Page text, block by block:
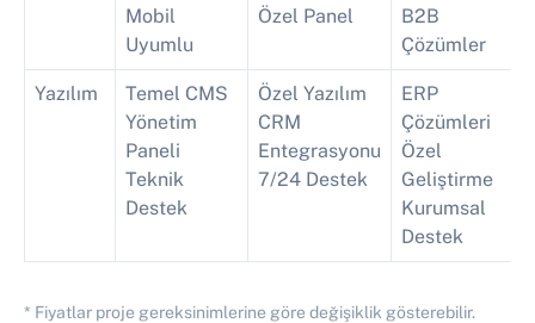
Mobil
Uyumlu
Özel Panel
B2B
Çözümler
Yazılım
Temel CMS
Yönetim
Paneli
Teknik
Destek
Özel Yazılım
CRM
Entegrasyonu
7/24 Destek
ERP
Çözümleri
Özel
Geliştirme
Kurumsal
Destek
* Fiyatlar proje gereksinimlerine göre değişiklik gösterebilir.